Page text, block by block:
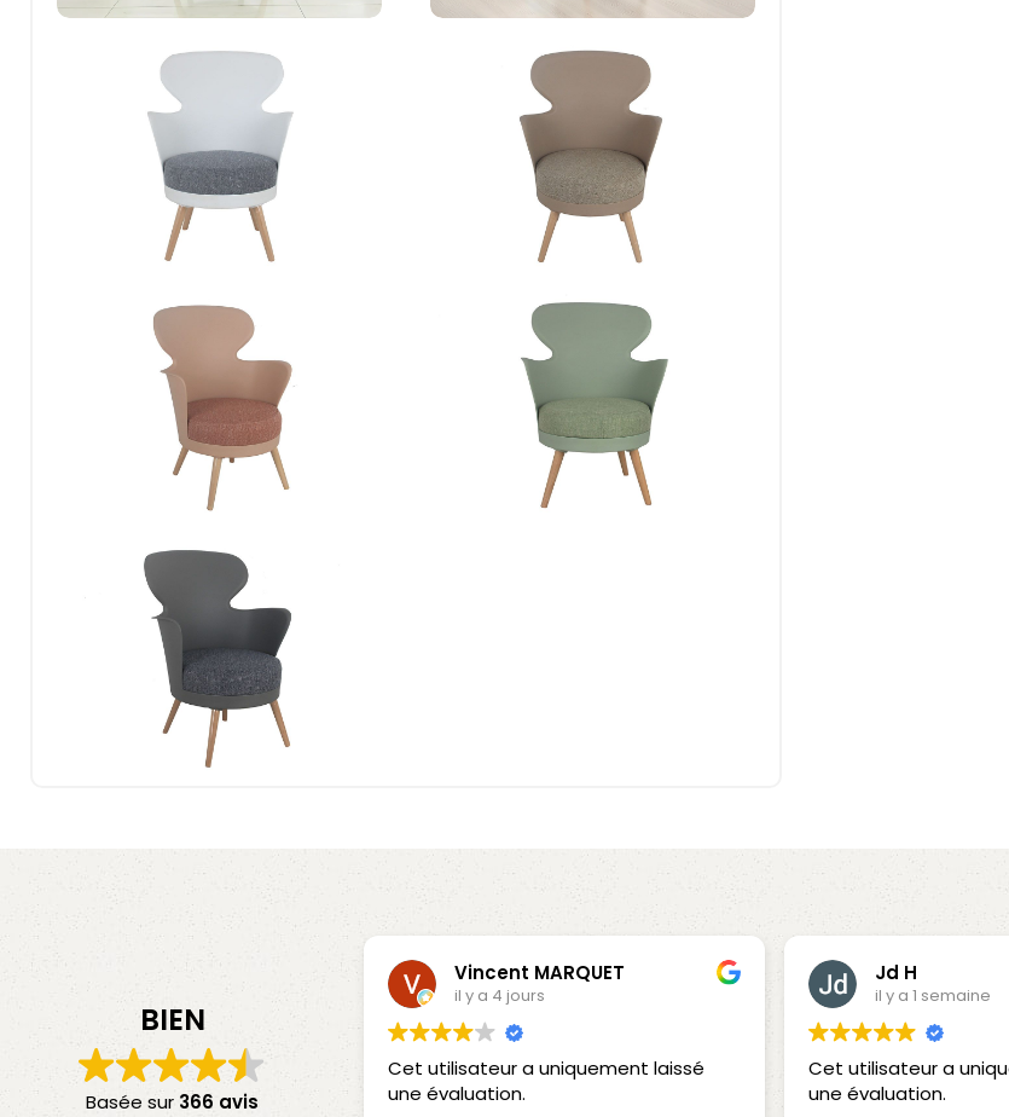
BIEN
Basée sur 366 avis
Vincent MARQUET
il y a 4 jours
Cet utilisateur a uniquement laissé
une évaluation.
Jd H
il y a 1 semaine
Cet utilisateur a uniquement
une évaluation.